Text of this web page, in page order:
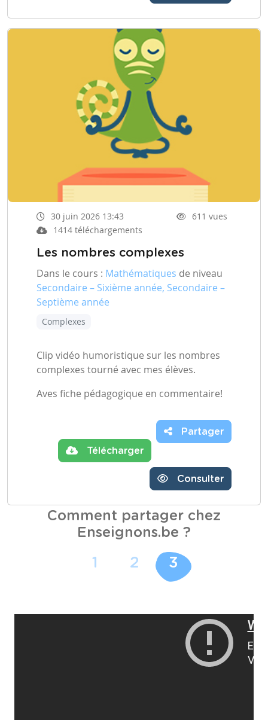
30 juin 2026 13:43
611 vues
1414 téléchargements
Les nombres complexes
Dans le cours : Mathématiques de niveau
Secondaire – Sixième année, Secondaire –
Septième année
Complexes
Clip vidéo humoristique sur les nombres
complexes tourné avec mes élèves.
Aves fiche pédagogique en commentaire!
Télécharger
Partager
Consulter
Comment partager chez
Enseignons.be ?
1 2 3